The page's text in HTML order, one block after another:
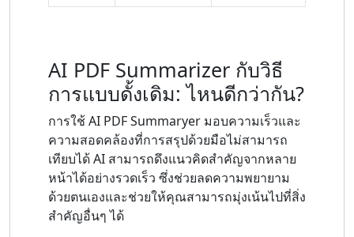
AI PDF Summarizer กับวิธี
การแบบดั้งเดิม: ไหนดีกว่ากัน?
การใช้ AI PDF Summaryer มอบความเร็วและ
ความสอดคล้องที่การสรุปด้วยมือไม่สามารถ
เทียบได้ AI สามารถดึงแนวคิดสำคัญจากหลาย
หน้าได้อย่างรวดเร็ว ซึ่งช่วยลดความพยายาม
ด้วยตนเองและช่วยให้คุณสามารถมุ่งเน้นไปที่สิ่ง
สำคัญอื่นๆ ได้